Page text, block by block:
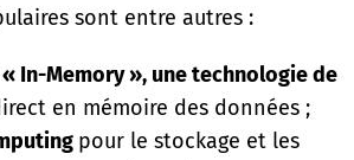
sont entre autres :
In-Memory », une technologie de
en mémoire des données ;
pour le stockage et les